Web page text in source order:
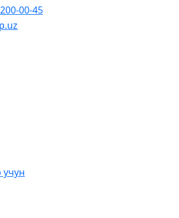
00-45
учун